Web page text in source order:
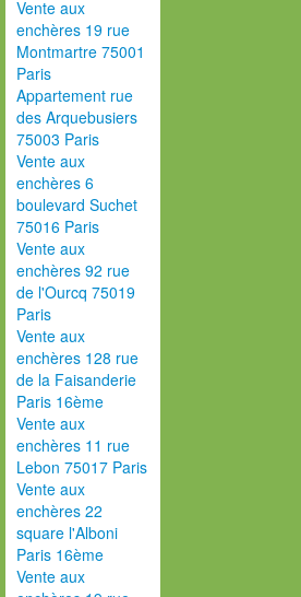
Vente aux
enchères 19 rue
Montmartre 75001
Paris
Appartement rue
des Arquebusiers
75003 Paris
Vente aux
enchères 6
boulevard Suchet
75016 Paris
Vente aux
enchères 92 rue
de l'Ourcq 75019
Paris
Vente aux
enchères 128 rue
de la Faisanderie
Paris 16ème
Vente aux
enchères 11 rue
Lebon 75017 Paris
Vente aux
enchères 22
square l'Alboni
Paris 16ème
Vente aux